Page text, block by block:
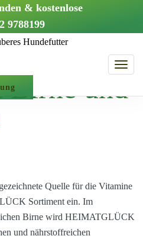
& kostenlose
9788199
und
Quelle für die Vitamine
Sortiment ein. Im
Birne wird HEIMATGLÜCK
und nährstoffreichen